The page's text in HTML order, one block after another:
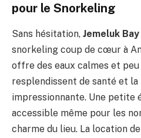
pour le Snorkeling
Sans hésitation, Jemeluk Bay
snorkeling coup de cœur à
offre des eaux calmes et
resplendissent de santé et
impressionnante. Une petite
accessible même pour les
charme du lieu. La location